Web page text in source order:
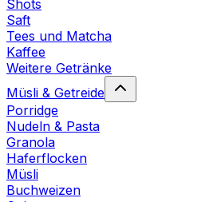
Shots
Saft
Tees und Matcha
Kaffee
Weitere Getränke
Müsli & Getreide
Porridge
Nudeln & Pasta
Granola
Haferflocken
Müsli
Buchweizen